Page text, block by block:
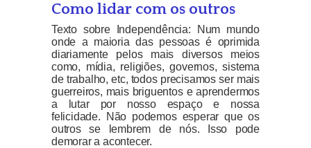
Como lidar com os outros
Texto sobre Independência: Num mundo
onde a maioria das pessoas é oprimida
diariamente pelos mais diversos meios
como, mídia, religiões, governos, sistema
de trabalho, etc, todos precisamos ser mais
guerreiros, mais briguentos e aprendermos
a lutar por nosso espaço e nossa
felicidade. Não podemos esperar que os
outros se lembrem de nós. Isso pode
demorar a acontecer.